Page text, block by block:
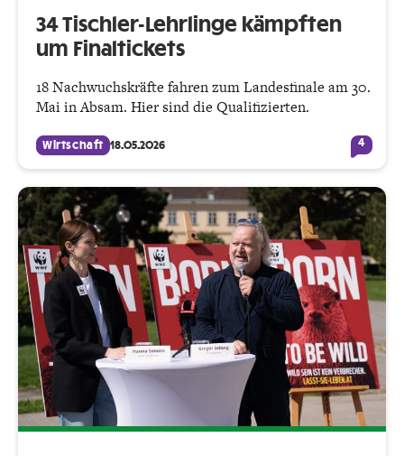
34 Tischler-Lehrlinge kämpften
um Finaltickets
18 Nachwuchskräfte fahren zum Landesfinale am 30.
Mai in Absam. Hier sind die Qualifizierten.
Wirtschaft 18.05.2026 4